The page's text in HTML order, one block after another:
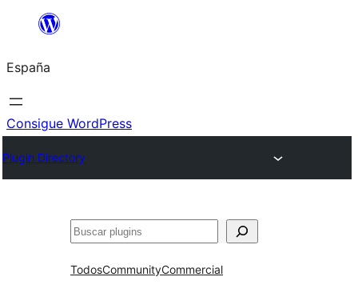
Saltar
contenido
España
Consigue WordPress
Plugin Directory
Buscar
TodosCommunityCommercial